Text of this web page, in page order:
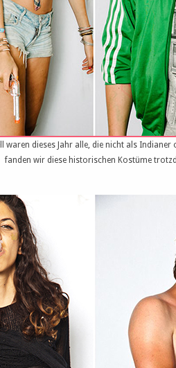
waren dieses Jahr alle, die nicht als
fanden wir diese historischen Kostüme